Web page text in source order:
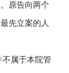
原告向两个
先立案的人
属于本院管